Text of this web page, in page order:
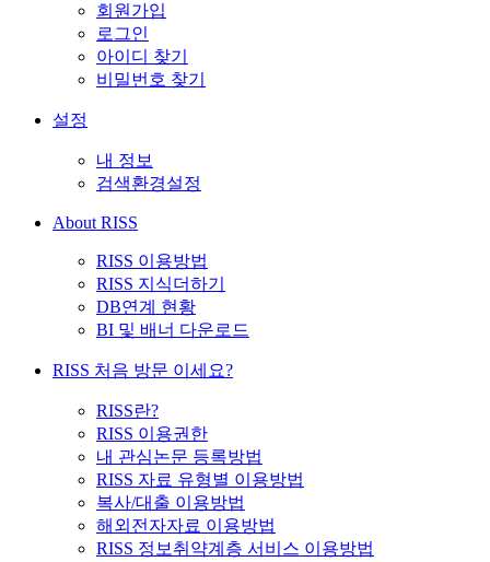
회원가입
로그인
아이디 찾기
비밀번호 찾기
설정
내 정보
검색환경설정
About RISS
RISS 이용방법
RISS 지식더하기
DB연계 현황
BI 및 배너 다운로드
RISS 처음 방문 이세요?
RISS란?
RISS 이용권한
내 관심논문 등록방법
RISS 자료 유형별 이용방법
복사/대출 이용방법
해외전자자료 이용방법
RISS 정보취약계층 서비스 이용방법